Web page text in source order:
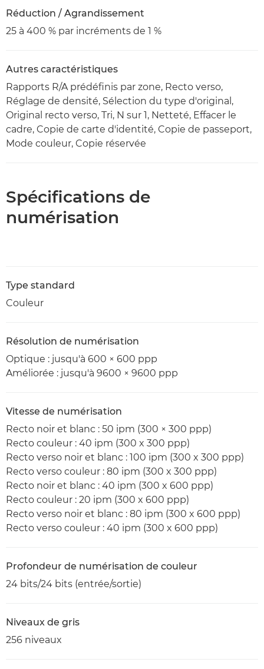
Réduction / Agrandissement
25 à 400 % par incréments de 1 %
Autres caractéristiques
Rapports R/A prédéfinis par zone, Recto verso,
Réglage de densité, Sélection du type d'original,
Original recto verso, Tri, N sur 1, Netteté, Effacer le
cadre, Copie de carte d'identité, Copie de passeport,
Mode couleur, Copie réservée
Spécifications de
numérisation
Type standard
Couleur
Résolution de numérisation
Optique : jusqu'à 600 × 600 ppp
Améliorée : jusqu'à 9600 × 9600 ppp
Vitesse de numérisation
Recto noir et blanc : 50 ipm (300 × 300 ppp)
Recto couleur : 40 ipm (300 x 300 ppp)
Recto verso noir et blanc : 100 ipm (300 x 300 ppp)
Recto verso couleur : 80 ipm (300 x 300 ppp)
Recto noir et blanc : 40 ipm (300 x 600 ppp)
Recto couleur : 20 ipm (300 x 600 ppp)
Recto verso noir et blanc : 80 ipm (300 x 600 ppp)
Recto verso couleur : 40 ipm (300 x 600 ppp)
Profondeur de numérisation de couleur
24 bits/24 bits (entrée/sortie)
Niveaux de gris
256 niveaux